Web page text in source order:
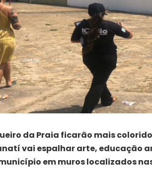
da Praia ficarão mais
vai espalhar arte, educação
em muros localizados